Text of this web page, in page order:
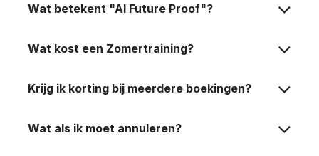
Wat betekent "AI Future Proof"?
Wat kost een Zomertraining?
Krijg ik korting bij meerdere boekingen?
Wat als ik moet annuleren?